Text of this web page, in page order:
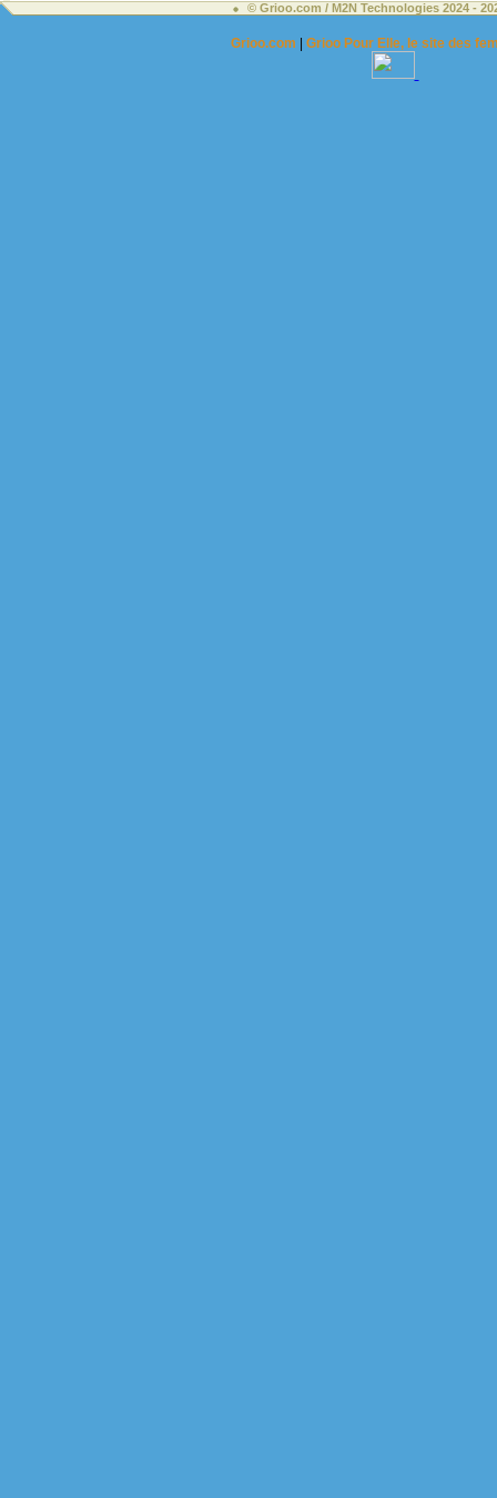
© Grioo.com / M2N Technologies 2024 -
Grioo.com |Grioo Pour Elle, le site des